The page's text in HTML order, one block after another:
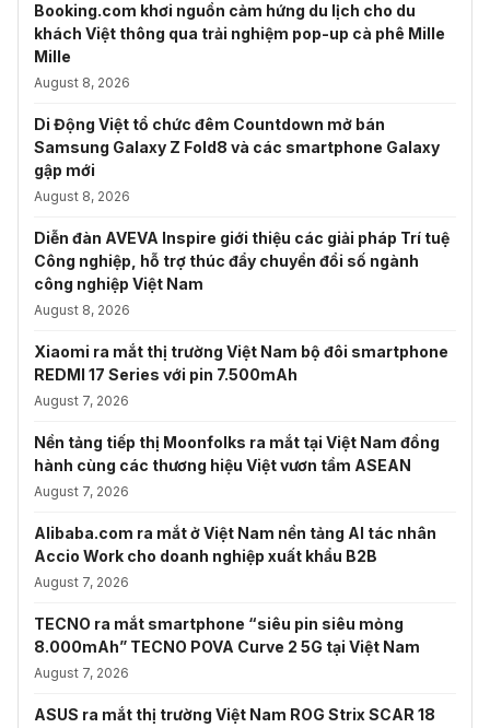
Booking.com khơi nguồn cảm hứng du lịch cho du
khách Việt thông qua trải nghiệm pop-up cà phê Mille
Mille
August 8, 2026
Di Động Việt tổ chức đêm Countdown mở bán
Samsung Galaxy Z Fold8 và các smartphone Galaxy
gập mới
August 8, 2026
Diễn đàn AVEVA Inspire giới thiệu các giải pháp Trí tuệ
Công nghiệp, hỗ trợ thúc đẩy chuyển đổi số ngành
công nghiệp Việt Nam
August 8, 2026
Xiaomi ra mắt thị trường Việt Nam bộ đôi smartphone
REDMI 17 Series với pin 7.500mAh
August 7, 2026
Nền tảng tiếp thị Moonfolks ra mắt tại Việt Nam đồng
hành cùng các thương hiệu Việt vươn tầm ASEAN
August 7, 2026
Alibaba.com ra mắt ở Việt Nam nền tảng AI tác nhân
Accio Work cho doanh nghiệp xuất khẩu B2B
August 7, 2026
TECNO ra mắt smartphone “siêu pin siêu mỏng
8.000mAh” TECNO POVA Curve 2 5G tại Việt Nam
August 7, 2026
ASUS ra mắt thị trường Việt Nam ROG Strix SCAR 18